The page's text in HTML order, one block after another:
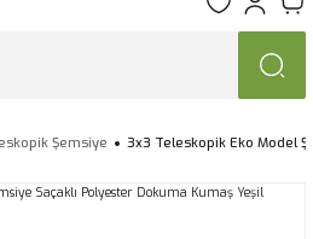
Şemsiye 3x3 Teleskopik Eko Model